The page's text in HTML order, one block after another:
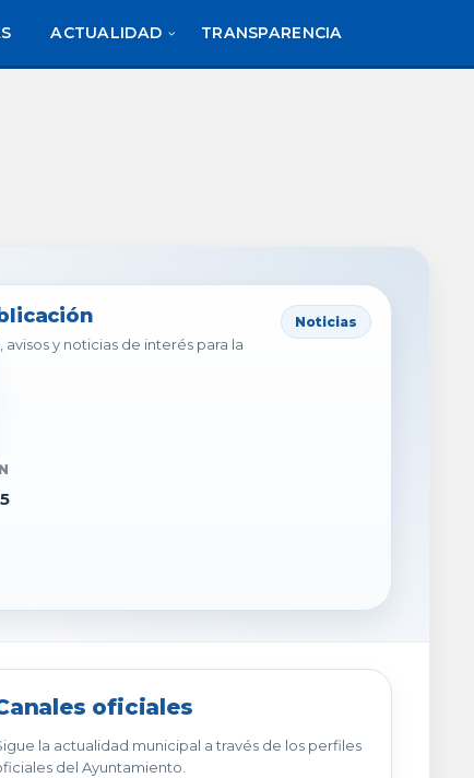
ACTUALIDAD TRANSPARENCIA
y noticias de interés para la
Noticias
oficiales
la actualidad municipal a través de los perfiles
del Ayuntamiento.